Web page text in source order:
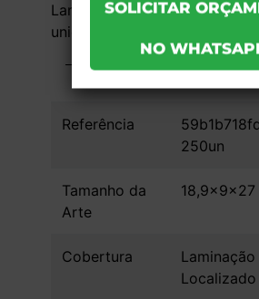
Laminação Fosca + UV
unid
INFORMAÇÕES DO
Referência
250un
Tamanho da
Arte
18,9x9x27
Cobertura
Localizado